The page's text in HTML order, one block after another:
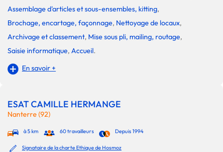
Assemblage d'articles et sous-ensembles, kitting,
Brochage, encartage, façonnage, Nettoyage de locaux,
Archivage et classement, Mise sous pli, mailing, routage,
Saisie informatique, Accueil.
En savoir +
ESAT CAMILLE HERMANGE
Nanterre (92)
à 5 km 60 travailleurs Depuis 1994
Signataire de la charte Ethique de Hosmoz